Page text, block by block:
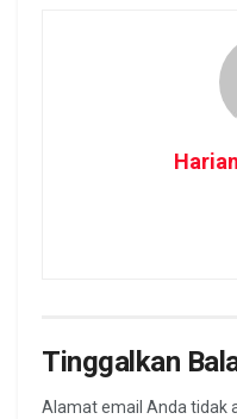
Tinggalkan
Alamat email Anda tidak